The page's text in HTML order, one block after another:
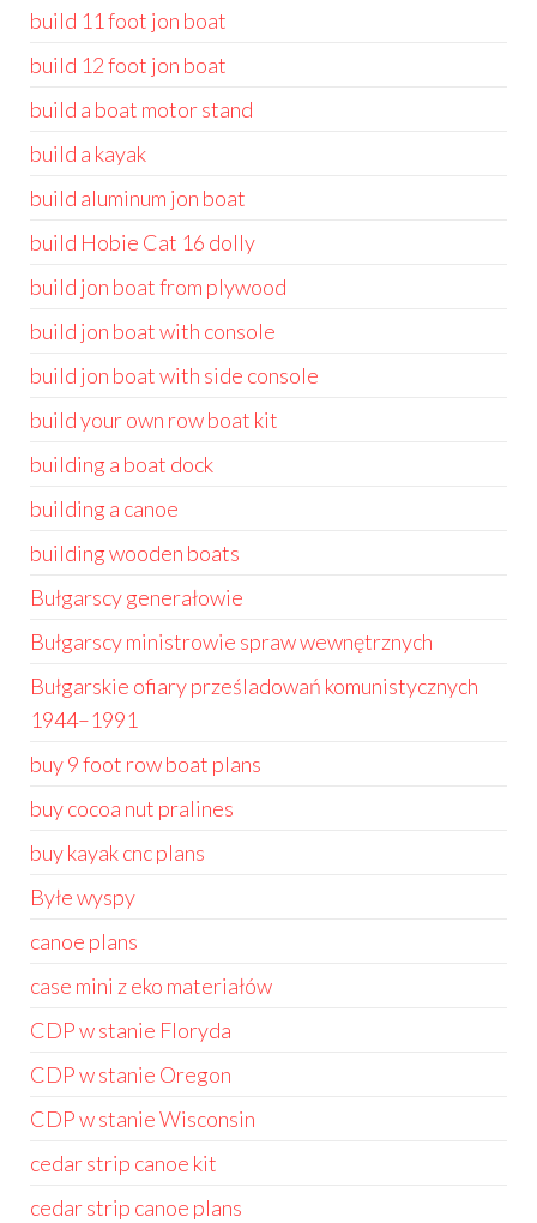
build 11 foot jon boat
build 12 foot jon boat
build a boat motor stand
build a kayak
build aluminum jon boat
build Hobie Cat 16 dolly
build jon boat from plywood
build jon boat with console
build jon boat with side console
build your own row boat kit
building a boat dock
building a canoe
building wooden boats
Bułgarscy generałowie
Bułgarscy ministrowie spraw wewnętrznych
Bułgarskie ofiary prześladowań komunistycznych
1944–1991
buy 9 foot row boat plans
buy cocoa nut pralines
buy kayak cnc plans
Byłe wyspy
canoe plans
case mini z eko materiałów
CDP w stanie Floryda
CDP w stanie Oregon
CDP w stanie Wisconsin
cedar strip canoe kit
cedar strip canoe plans